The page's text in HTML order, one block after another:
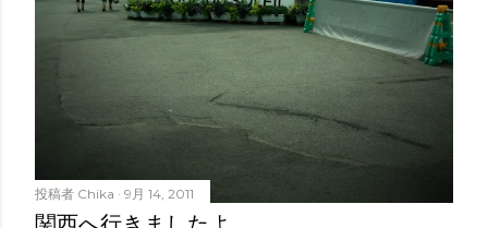
投稿者 Chika 9月 14, 2011